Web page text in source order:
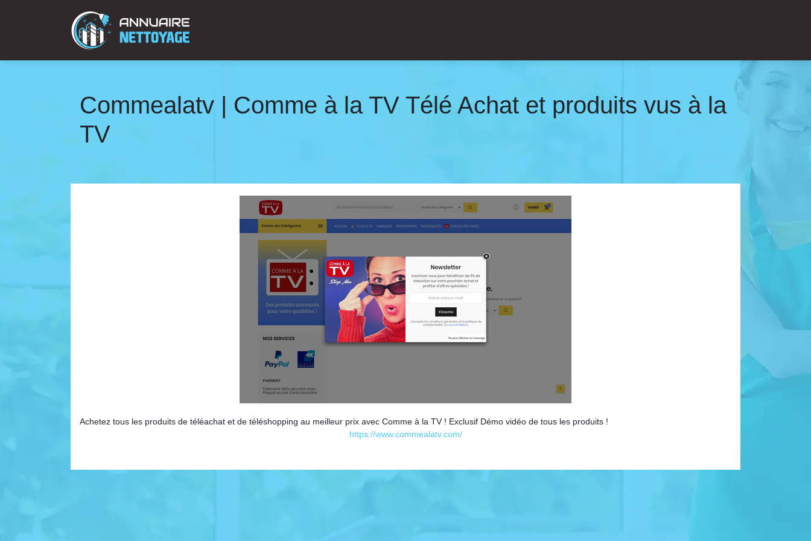
Commealatv | Comme à la TV Télé Achat et produits vus à la
TV
Achetez tous les produits de téléachat et de téléshopping au meilleur prix avec Comme à la TV ! Exclusif Démo vidéo de tous les produits !
https://www.commealatv.com/